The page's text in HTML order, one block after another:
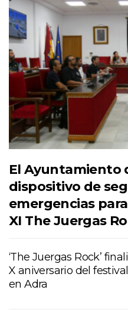
El Ayuntamiento
dispositivo de
emergencias
XI The Juergas
‘The Juergas Rock’
X aniversario del
en Adra